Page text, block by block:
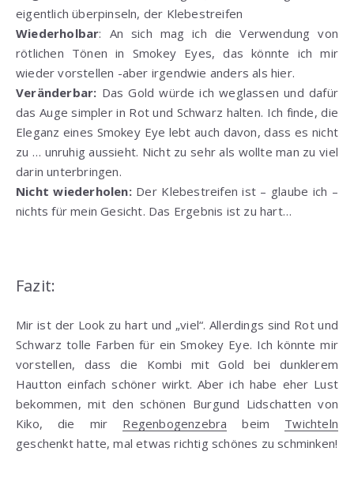
eigentlich überpinseln, der Klebestreifen
Wiederholbar: An sich mag ich die Verwendung von
rötlichen Tönen in Smokey Eyes, das könnte ich mir
wieder vorstellen -aber irgendwie anders als hier.
Veränderbar: Das Gold würde ich weglassen und dafür
das Auge simpler in Rot und Schwarz halten. Ich finde, die
Eleganz eines Smokey Eye lebt auch davon, dass es nicht
zu … unruhig aussieht. Nicht zu sehr als wollte man zu viel
darin unterbringen.
Nicht wiederholen: Der Klebestreifen ist – glaube ich –
nichts für mein Gesicht. Das Ergebnis ist zu hart…
Fazit:
Mir ist der Look zu hart und „viel“. Allerdings sind Rot und
Schwarz tolle Farben für ein Smokey Eye. Ich könnte mir
vorstellen, dass die Kombi mit Gold bei dunklerem
Hautton einfach schöner wirkt. Aber ich habe eher Lust
bekommen, mit den schönen Burgund Lidschatten von
Kiko, die mir Regenbogenzebra beim Twichteln
geschenkt hatte, mal etwas richtig schönes zu schminken!